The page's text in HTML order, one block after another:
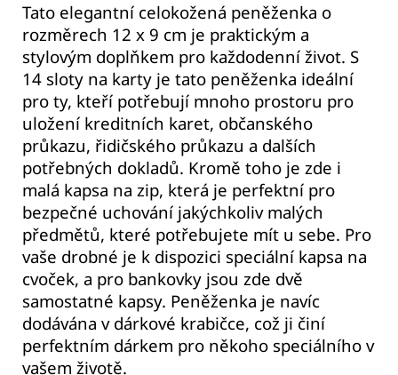
Tato elegantní celokožená peněženka o
rozměrech 12 x 9 cm je praktickým a
stylovým doplňkem pro každodenní život. S
14 sloty na karty je tato peněženka ideální
pro ty, kteří potřebují mnoho prostoru pro
uložení kreditních karet, občanského
průkazu, řidičského průkazu a dalších
potřebných dokladů. Kromě toho je zde i
malá kapsa na zip, která je perfektní pro
bezpečné uchování jakýchkoliv malých
předmětů, které potřebujete mít u sebe. Pro
vaše drobné je k dispozici speciální kapsa na
cvoček, a pro bankovky jsou zde dvě
samostatné kapsy. Peněženka je navíc
dodávána v dárkové krabičce, což ji činí
perfektním dárkem pro někoho speciálního v
vašem životě.